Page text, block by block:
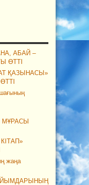
АБАЙ –
ӨТТІ
ҚАЗЫНАСЫ»
жаңа
ҰЙЫМДАРЫНЫҢ